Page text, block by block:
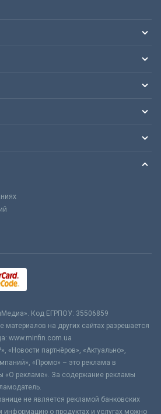
Код ЕГРПОУ: 35506859
на других сайтах разрешается
www.minfin.com.ua
«Новости партнёров», «Актуально»,
«Промо» – это реклама в
«О рекламе». За содержание рекламы
не является рекламой банковских
информацию о продуктах и услугах можно